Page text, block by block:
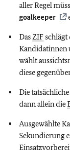
aller Regel
goalkeeper
DasZIFschlägt
Kandidatinnen
wählt
diese
Die
dann allein die
Ausgewählte
Sekundierung